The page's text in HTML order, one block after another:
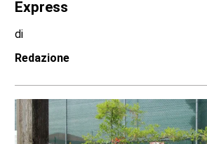
Express
di
Redazione